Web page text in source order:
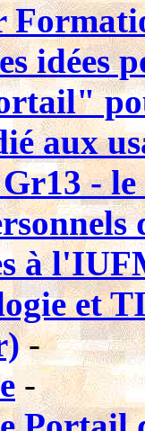
idées
aux
- le
à
et
-
-